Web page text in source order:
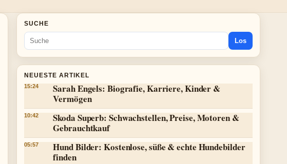
SUCHE
Los
NEUESTE ARTIKEL
15:24
Sarah Engels: Biografie, Karriere, Kinder &
Vermögen
10:42
Skoda Superb: Schwachstellen, Preise, Motoren &
Gebrauchtkauf
05:57
Hund Bilder: Kostenlose, süße & echte Hundebilder
finden